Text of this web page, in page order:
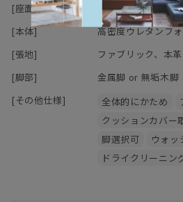
搬入に関しては脚・本体・アーム＆背中
比較的搬入しやすい形状になっています。
脚も伸ばせて楽々快適な時間がお過ごし
[座面高さ(SH)]
40cm
[本体]
高密度ウレタンフ
[張地]
ファブリック、本革
[脚部]
金属脚 or 無垢木脚
[その他仕様]
全体的にかため
クッションカバー
脚選択可
ウォッ
ドライクリーニン